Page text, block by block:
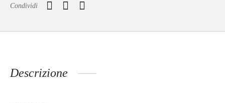
Condividi
Descrizione